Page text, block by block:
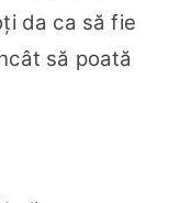
da ca să fie
să poată